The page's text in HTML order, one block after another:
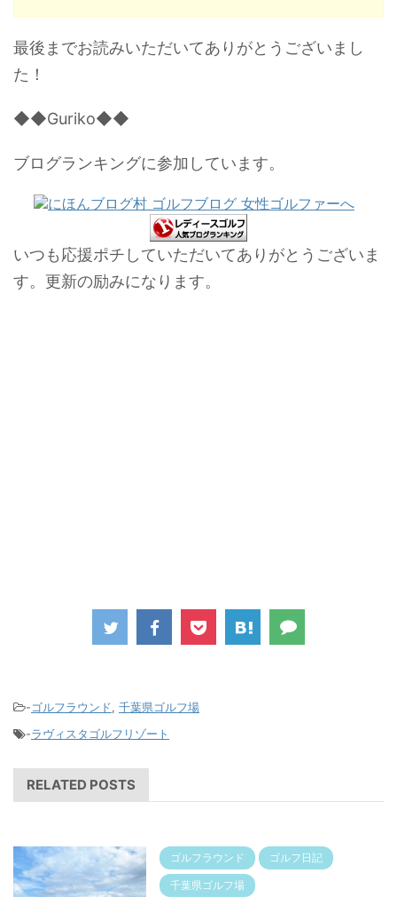
最後までお読みいただいてありがとうございまし
た！
◆◆Guriko◆◆
ブログランキングに参加しています。
いつも応援ポチしていただいてありがとうございま
す。更新の励みになります。
-ゴルフラウンド, 千葉県ゴルフ場
-ラヴィスタゴルフリゾート
RELATED POSTS
ゴルフラウンド ゴルフ日記
千葉県ゴルフ場